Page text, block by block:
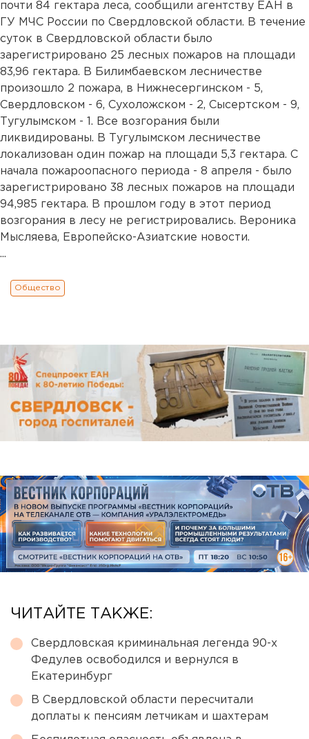
почти 84 гектара леса, сообщили агентству ЕАН в
ГУ МЧС России по Свердловской области. В течение
суток в Свердловской области было
зарегистрировано 25 лесных пожаров на площади
83,96 гектара. В Билимбаевском лесничестве
произошло 2 пожара, в Нижнесергинском - 5,
Свердловском - 6, Сухоложском - 2, Сысертском - 9,
Тугулымском - 1. Все возгорания были
ликвидированы. В Тугулымском лесничестве
локализован один пожар на площади 5,3 гектара. С
начала пожароопасного периода - 8 апреля - было
зарегистрировано 38 лесных пожаров на площади
94,985 гектара. В прошлом году в этот период
возгорания в лесу не регистрировались. Вероника
Мысляева, Европейско-Азиатские новости.
...
Общество
ЧИТАЙТЕ ТАКЖЕ:
Свердловская криминальная легенда 90-х
Федулев освободился и вернулся в
Екатеринбург
В Свердловской области пересчитали
доплаты к пенсиям летчикам и шахтерам